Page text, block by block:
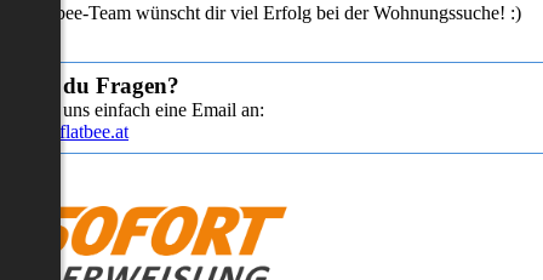
Flatbee-Team wünscht dir viel Erfolg bei der Wohnungssuche! :)
Hast du Fragen?
Sende uns einfach eine Email an:
info@flatbee.at